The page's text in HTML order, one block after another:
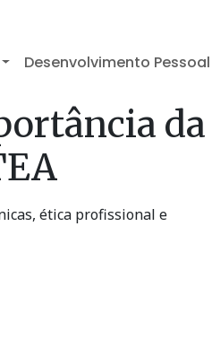
Desenvolvimento Pessoal
da
ética profissional e